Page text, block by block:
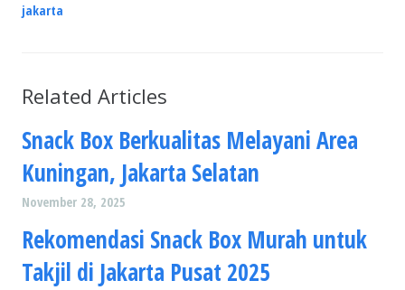
jakarta
Related Articles
Snack Box Berkualitas Melayani Area
Kuningan, Jakarta Selatan
November 28, 2025
Rekomendasi Snack Box Murah untuk
Takjil di Jakarta Pusat 2025